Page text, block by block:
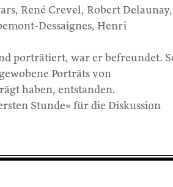
René Crevel, Robert Delaunay,
Dessaignes, Henri
porträtiert, war er befreundet.
Porträts von
haben, entstanden.
Stunde« für die Diskussion